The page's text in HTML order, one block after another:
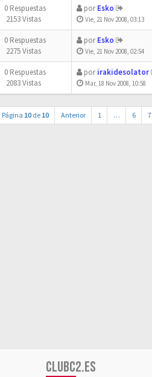
0 Respuestas
2153 Vistas
porEsko
Vie, 21 Nov 2008, 03:13
0 Respuestas
2275 Vistas
porEsko
Vie, 21 Nov 2008, 02:54
0 Respuestas
2083 Vistas
porirakidesolator
Mar, 18 Nov 2008, 10:58
Página 10 de 10 Anterior 1 … 6 7
CLUBC2.ES